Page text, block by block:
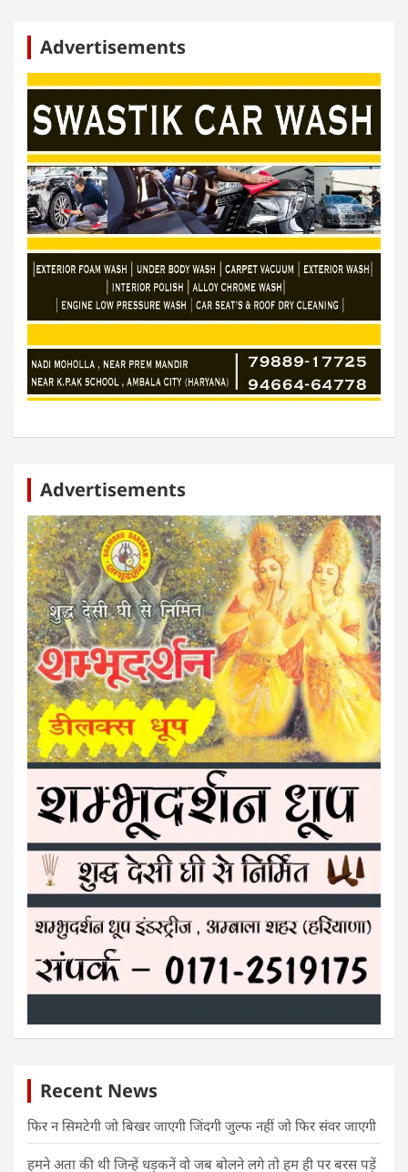
Advertisements
Advertisements
Recent News
फिर न सिमटेगी जो बिखर जाएगी जिंदगी जुल्फ नहीं जो फिर संवर जाएगी
हमने अता की थी जिन्हें धड़कनें वो जब बोलने लगे तो हम ही पर बरस पड़ें